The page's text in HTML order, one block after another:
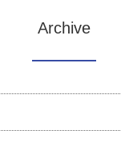
Archive